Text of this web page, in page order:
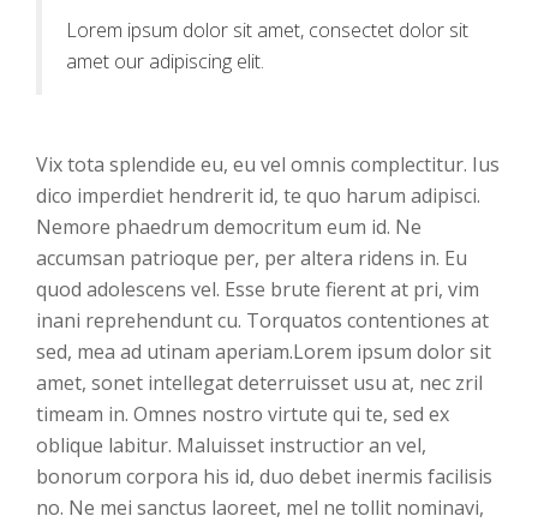
Lorem ipsum dolor sit amet, consectet dolor sit
amet our adipiscing elit.
Vix tota splendide eu, eu vel omnis complectitur. Ius
dico imperdiet hendrerit id, te quo harum adipisci.
Nemore phaedrum democritum eum id. Ne
accumsan patrioque per, per altera ridens in. Eu
quod adolescens vel. Esse brute fierent at pri, vim
inani reprehendunt cu. Torquatos contentiones at
sed, mea ad utinam aperiam.Lorem ipsum dolor sit
amet, sonet intellegat deterruisset usu at, nec zril
timeam in. Omnes nostro virtute qui te, sed ex
oblique labitur. Maluisset instructior an vel,
bonorum corpora his id, duo debet inermis facilisis
no. Ne mei sanctus laoreet, mel ne tollit nominavi,